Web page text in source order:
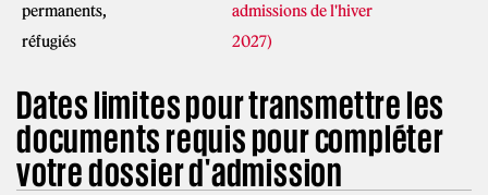
permanents,
réfugiés
admissions de l'hiver
2027)
Dates limites pour transmettre les
documents requis pour compléter
votre dossier d'admission